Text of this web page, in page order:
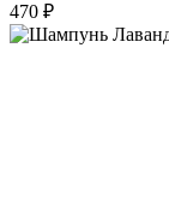
470 ₽